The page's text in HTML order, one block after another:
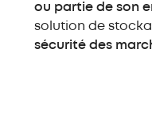
ou partie de son
solution de
sécurité des